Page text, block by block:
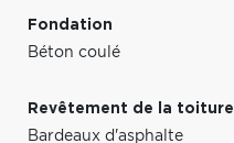
Fondation
Béton coulé
Revêtement de la toiture
Bardeaux d'asphalte